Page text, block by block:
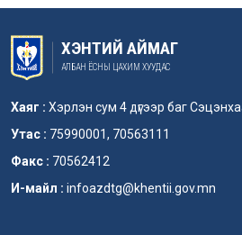
ХЭНТИЙ АЙМАГ
АЛБАН ЁСНЫ ЦАХИМ ХУУДАС
Хаяг : Хэрлэн сум 4 дүгээр баг
Утас : 75990001, 70563111
Факс : 70562412
И-майл : infoazdtg@khentii.gov.mn